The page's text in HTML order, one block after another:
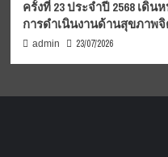
ครั้งที่ 23 ประจำปี 2568 เดิ
การดำเนินงานด้านสุขภาพ
admin 23/07/2026